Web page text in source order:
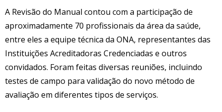
A Revisão do Manual contou com a participação de
aproximadamente 70 profissionais da área da saúde,
entre eles a equipe técnica da ONA, representantes das
Instituições Acreditadoras Credenciadas e outros
convidados. Foram feitas diversas reuniões, incluindo
testes de campo para validação do novo método de
avaliação em diferentes tipos de serviços.